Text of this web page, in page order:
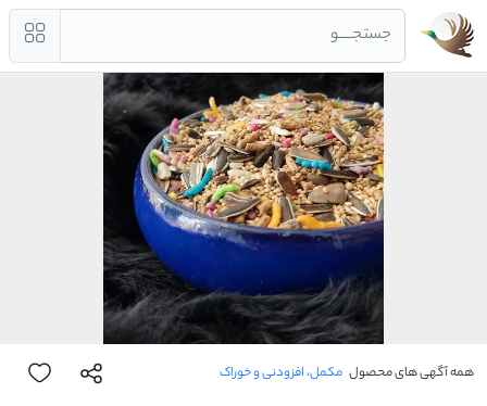
جستجــــو
همه آگهی های محصول مکمل، افزودنی و خوراک